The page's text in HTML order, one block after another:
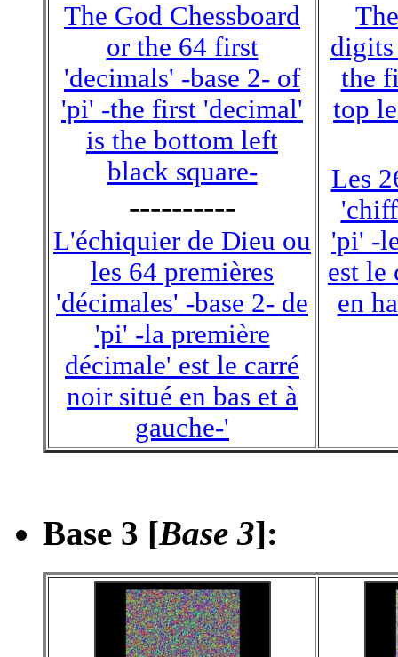
The God Chessboard
or the 64 first
'decimals' -base 2- of
'pi' -the first 'decimal'
is the bottom left
black square-
----------
L'échiquier de Dieu ou
les 64 premières
'décimales' -base 2- de
'pi' -la première
décimale' est le carré
noir situé en bas et à
gauche-'
the
top
Les
'pi' -
est le
en
Base 3 [Base 3]: